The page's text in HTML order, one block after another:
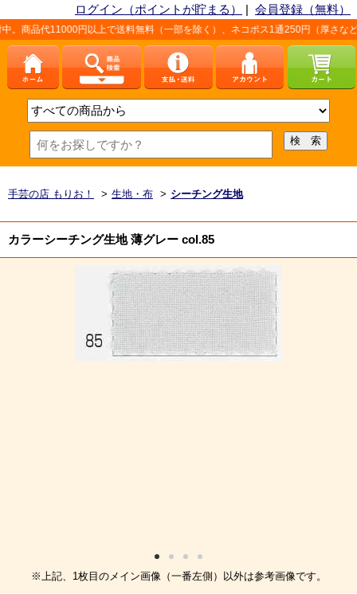
ログイン（ポイントが貯まる） | 会員登録（無料）
以上で送料無料（一部を除く）、ネコポス1通250円（厚さなど条件あり）。
手芸の店 もりお！ > 生地・布 > シーチング生地
カラーシーチング生地 薄グレー col.85
※上記、1枚目のメイン画像（一番左側）以外は参考画像です。